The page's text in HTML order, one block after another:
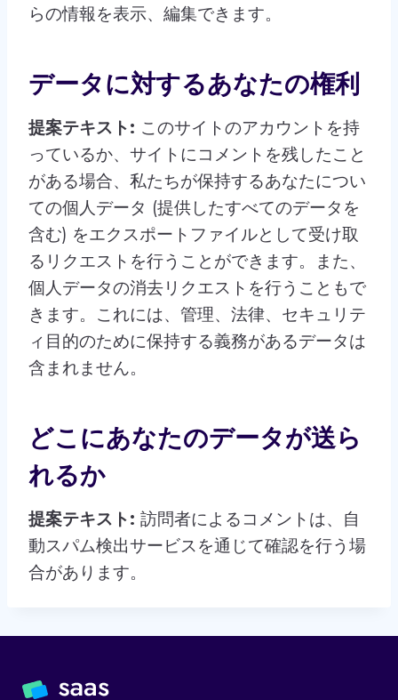
らの情報を表示、編集できます。
データに対するあなたの権利
提案テキスト: このサイトのアカウントを持
っているか、サイトにコメントを残したこと
がある場合、私たちが保持するあなたについ
ての個人データ (提供したすべてのデータを
含む) をエクスポートファイルとして受け取
るリクエストを行うことができます。また、
個人データの消去リクエストを行うこともで
きます。これには、管理、法律、セキュリテ
ィ目的のために保持する義務があるデータは
含まれません。
どこにあなたのデータが送ら
れるか
提案テキスト: 訪問者によるコメントは、自
動スパム検出サービスを通じて確認を行う場
合があります。